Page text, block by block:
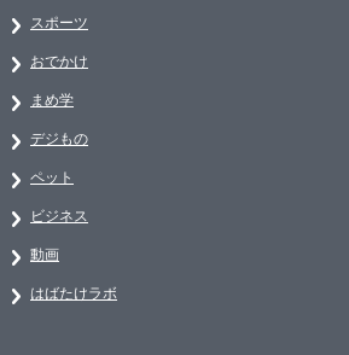
スポーツ
おでかけ
まめ学
デジもの
ペット
ビジネス
動画
はばたけラボ